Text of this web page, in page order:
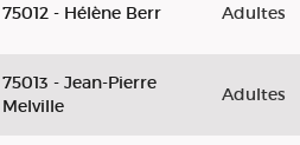
75012 - Hélène Berr Adultes
75013 - Jean-Pierre
Melville
Adultes